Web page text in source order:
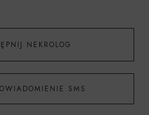
NEKROLOG
SMS